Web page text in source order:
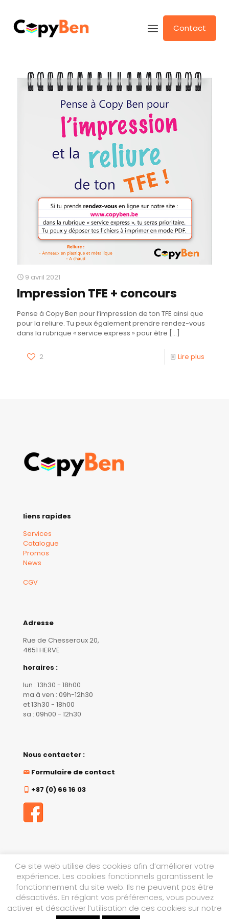
Contact
9 avril 2021
Impression TFE + concours
Pense à Copy Ben pour l’impression de ton TFE ainsi que
pour la reliure. Tu peux également prendre rendez-vous
dans la rubrique « service express » pour être […]
2 Lire plus
liens rapides
Services
Catalogue
Promos
News
CGV
Adresse
Rue de Chesseroux 20,
4651 HERVE
horaires :
lun : 13h30 - 18h00
ma à ven : 09h-12h30
et 13h30 - 18h00
sa : 09h00 - 12h30
Nous contacter :
Formulaire de contact
+87 (0) 66 16 03
Made by Dotcomwith love.
Ce site web utilise des cookies afin d’améliorer votre
expérience. Les cookies fonctionnels garantissent le
fonctionnement du site web. Ils ne peuvent pas être
désactivés. En réglant vos préférences, vous pouvez
activer et désactiver l’utilisation de ces cookies sur notre